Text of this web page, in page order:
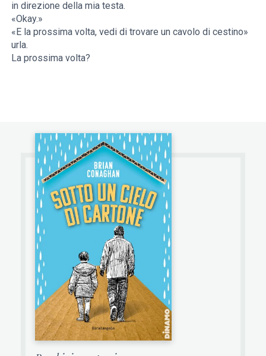
in direzione della mia testa.
«Okay.»
«E la prossima volta, vedi di trovare un cavolo di cestino»
urla.
La prossima volta?